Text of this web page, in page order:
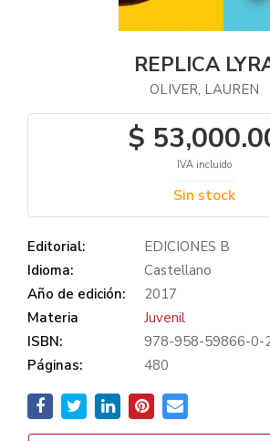
REPLICA
OLIVER, LAUREN
$
IVA incluido
Sin stock
Editorial:
EDICIONES B
Idioma:
Castellano
Año de edición:
2017
Materia
Juvenil
ISBN:
978-958-59866-0-
Páginas:
480